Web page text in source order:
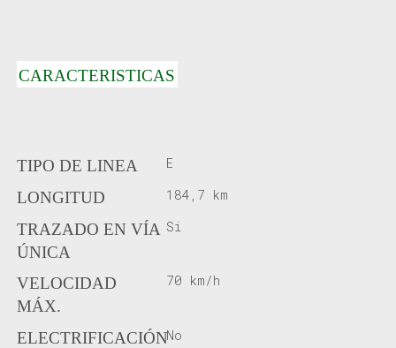
CARACTERISTICAS
TIPO DE LINEA E
LONGITUD 184,7 km
TRAZADO EN VÍA
ÚNICA
Si
VELOCIDAD
MÁX.
70 km/h
ELECTRIFICACIÓNNo